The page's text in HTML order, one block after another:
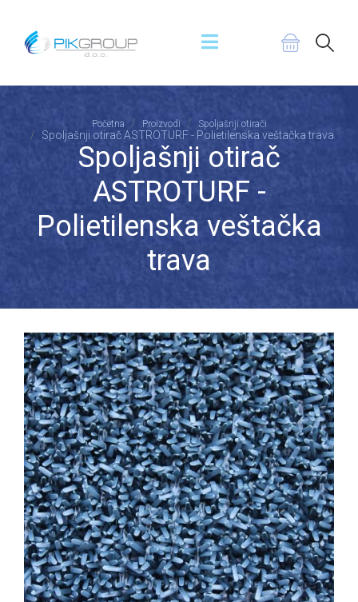
Početna Proizvodi Spoljašnji otirači
Spoljašnji otirač ASTROTURF - Polietilenska veštačka trava
Spoljašnji otirač
ASTROTURF -
Polietilenska veštačka
trava